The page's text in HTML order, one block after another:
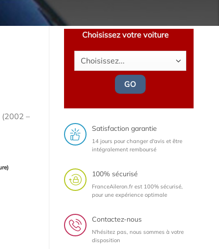
Choisissez votre voiture
GO
Satisfaction garantie
14 jours pour changer d'avis et être
intégralement remboursé
100% sécurisé
FranceAileron.fr est 100% sécurisé,
pour une expérience optimale
Contactez-nous
N'hésitez pas, nous sommes à votre
disposition
–